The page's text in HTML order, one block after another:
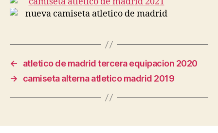
←
atletico de madrid tercera equipacion 2020
→
camiseta alterna atletico madrid 2019